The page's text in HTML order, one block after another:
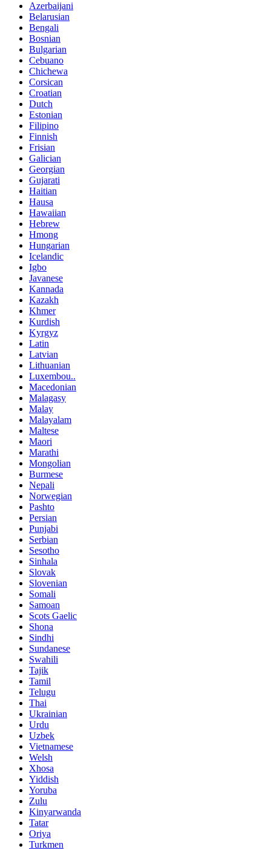
Azerbaijani
Belarusian
Bengali
Bosnian
Bulgarian
Cebuano
Chichewa
Corsican
Croatian
Dutch
Estonian
Filipino
Finnish
Frisian
Galician
Georgian
Gujarati
Haitian
Hausa
Hawaiian
Hebrew
Hmong
Hungarian
Icelandic
Igbo
Javanese
Kannada
Kazakh
Khmer
Kurdish
Kyrgyz
Latin
Latvian
Lithuanian
Luxembou..
Macedonian
Malagasy
Malay
Malayalam
Maltese
Maori
Marathi
Mongolian
Burmese
Nepali
Norwegian
Pashto
Persian
Punjabi
Serbian
Sesotho
Sinhala
Slovak
Slovenian
Somali
Samoan
Scots Gaelic
Shona
Sindhi
Sundanese
Swahili
Tajik
Tamil
Telugu
Thai
Ukrainian
Urdu
Uzbek
Vietnamese
Welsh
Xhosa
Yiddish
Yoruba
Zulu
Kinyarwanda
Tatar
Oriya
Turkmen